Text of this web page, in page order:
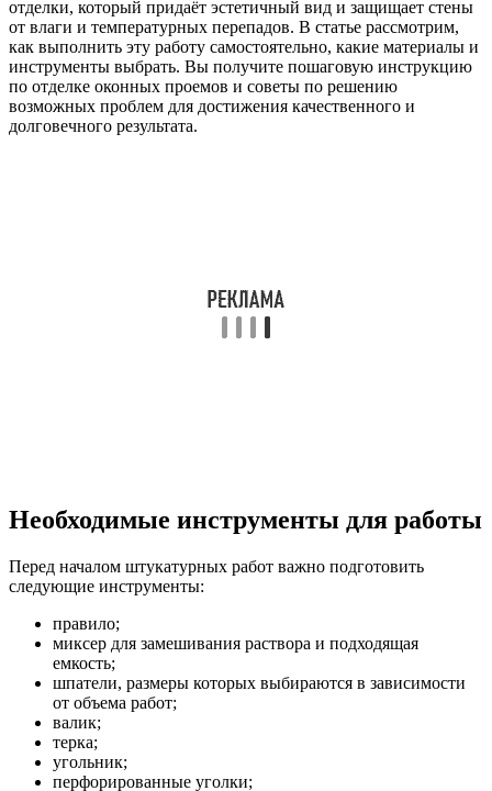
отделки, который придаёт эстетичный вид и защищает стены
от влаги и температурных перепадов. В статье рассмотрим,
как выполнить эту работу самостоятельно, какие материалы и
инструменты выбрать. Вы получите пошаговую инструкцию
по отделке оконных проемов и советы по решению
возможных проблем для достижения качественного и
долговечного результата.
Необходимые инструменты для работы
Перед началом штукатурных работ важно подготовить
следующие инструменты:
правило;
миксер для замешивания раствора и подходящая
емкость;
шпатели, размеры которых выбираются в зависимости
от объема работ;
валик;
терка;
угольник;
перфорированные уголки;